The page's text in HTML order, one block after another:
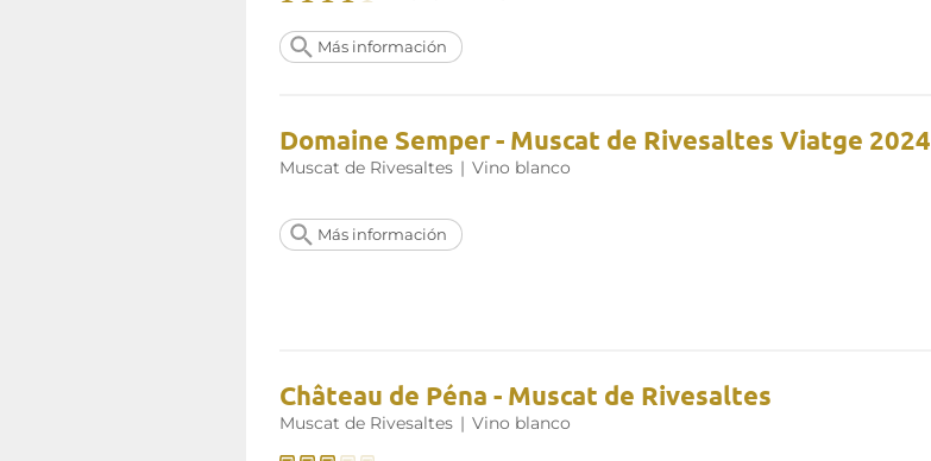
auténticas cualidades del
Muscat de Rivesaltes
añada excepcional, como la de 2011, considerada la añada del
milenio. Las añadas de 1985, 1987, 1995, 2006 y
Más información
Domaine Semper - Muscat de Rivesaltes Viatge 2024
Muscat de Rivesaltes | Vino blanco
Más información
Château de Péna - Muscat de Rivesaltes
Muscat de Rivesaltes | Vino blanco